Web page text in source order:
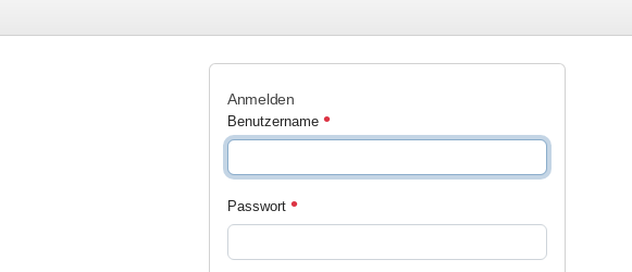
Anmelden
Benutzername
Passwort